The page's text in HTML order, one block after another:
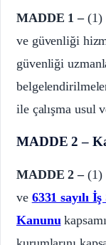
MADDE 1 –(1)
ve güvenliği
güvenliği
ile çalışma usul
MADDE 2 –
MADDE 2 –(1)
ve 6331 sayılı
Kanunu